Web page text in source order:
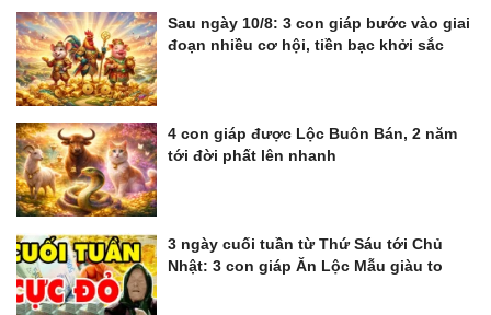
Sau ngày 10/8: 3 con giáp bước vào giai
đoạn nhiều cơ hội, tiền bạc khởi sắc
4 con giáp được Lộc Buôn Bán, 2 năm
tới đời phất lên nhanh
3 ngày cuối tuần từ Thứ Sáu tới Chủ
Nhật: 3 con giáp Ăn Lộc Mẫu giàu to